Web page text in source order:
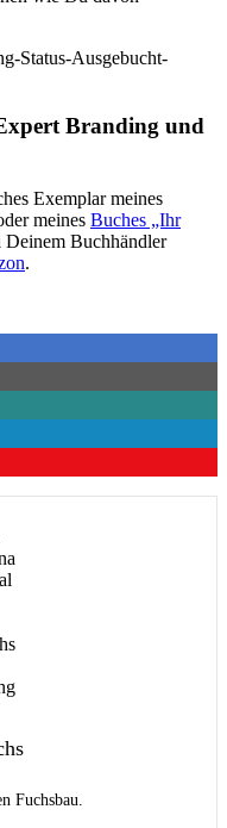
Branding und
Exemplar meines
meines Buches „Ihr
Deinem Buchhändler
.
Fuchsbau.